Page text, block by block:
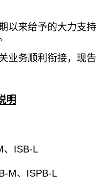
以来给予的大力支持
业务顺利衔接，现告
明
ISB-L
M、ISPB-L